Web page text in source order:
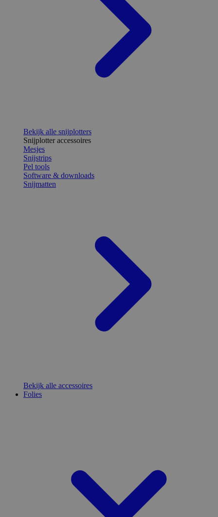
Bekijk alle snijplotters
Snijplotter accessoires
Mesjes
Snijstrips
Pel tools
Software & downloads
Snijmatten
Bekijk alle accessoires
Folies